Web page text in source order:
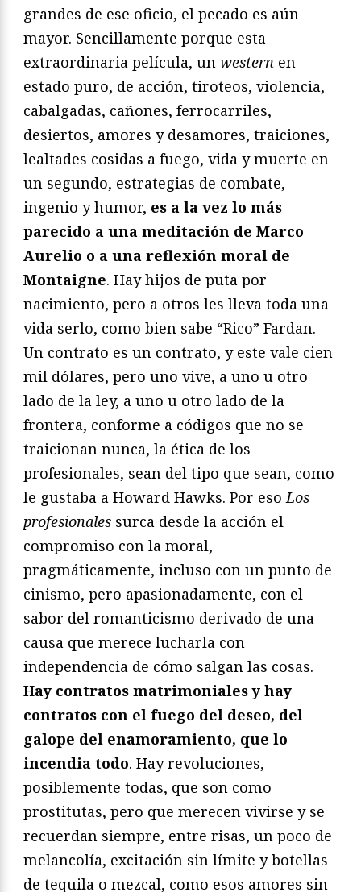
grandes de ese oficio, el pecado es aún
mayor. Sencillamente porque esta
extraordinaria película, un western en
estado puro, de acción, tiroteos, violencia,
cabalgadas, cañones, ferrocarriles,
desiertos, amores y desamores, traiciones,
lealtades cosidas a fuego, vida y muerte en
un segundo, estrategias de combate,
ingenio y humor, es a la vez lo más
parecido a una meditación de Marco
Aurelio o a una reflexión moral de
Montaigne. Hay hijos de puta por
nacimiento, pero a otros les lleva toda una
vida serlo, como bien sabe “Rico” Fardan.
Un contrato es un contrato, y este vale cien
mil dólares, pero uno vive, a uno u otro
lado de la ley, a uno u otro lado de la
frontera, conforme a códigos que no se
traicionan nunca, la ética de los
profesionales, sean del tipo que sean, como
le gustaba a Howard Hawks. Por eso Los
profesionales surca desde la acción el
compromiso con la moral,
pragmáticamente, incluso con un punto de
cinismo, pero apasionadamente, con el
sabor del romanticismo derivado de una
causa que merece lucharla con
independencia de cómo salgan las cosas.
Hay contratos matrimoniales y hay
contratos con el fuego del deseo, del
galope del enamoramiento, que lo
incendia todo. Hay revoluciones,
posiblemente todas, que son como
prostitutas, pero que merecen vivirse y se
recuerdan siempre, entre risas, un poco de
melancolía, excitación sin límite y botellas
de tequila o mezcal, como esos amores sin